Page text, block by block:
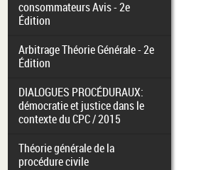
consommateurs Avis - 2e
Édition
Arbitrage Théorie Générale - 2e
Édition
DIALOGUES PROCÉDURAUX:
démocratie et justice dans le
contexte du CPC / 2015
Théorie générale de la
procédure civile